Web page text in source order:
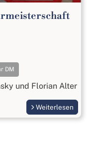
DM
und Florian Alter
Weiterlesen